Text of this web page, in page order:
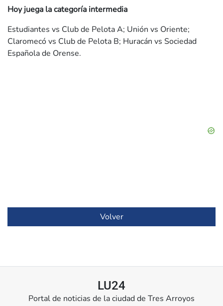
Hoy juega la categoría intermedia
Estudiantes vs Club de Pelota A; Unión vs Oriente;
Claromecó vs Club de Pelota B; Huracán vs Sociedad
Española de Orense.
Volver
LU24
Portal de noticias de la ciudad de Tres Arroyos